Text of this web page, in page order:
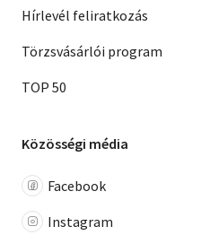
Hírlevél feliratkozás
Törzsvásárlói program
TOP 50
Közösségi média
Facebook
Instagram